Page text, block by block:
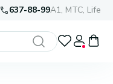
637-88-99A1, МТС, Life